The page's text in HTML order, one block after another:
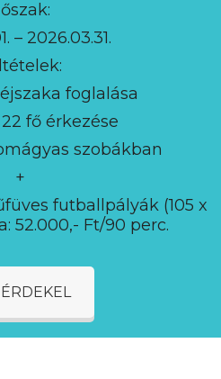
– 2026.03.31.
foglalása
fő érkezése
szobákban
+
futballpályák (105 x
52.000,- Ft/90 perc.
ÉRDEKEL